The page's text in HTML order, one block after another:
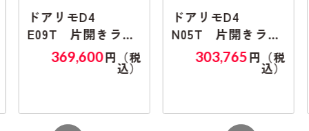
ドアリモD4
E09T 片開きラン
マ無し369,600円（税
込）
ドアリモD4
N05T 片開きラン
マ無し303,765円（税
込）